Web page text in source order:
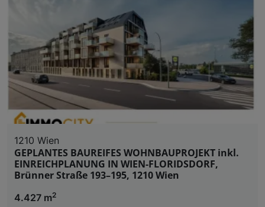
1210 Wien
GEPLANTES BAUREIFES WOHNBAUPROJEKT inkl.
EINREICHPLANUNG IN WIEN-FLORIDSDORF,
Brünner Straße 193–195, 1210 Wien
4.427 m2